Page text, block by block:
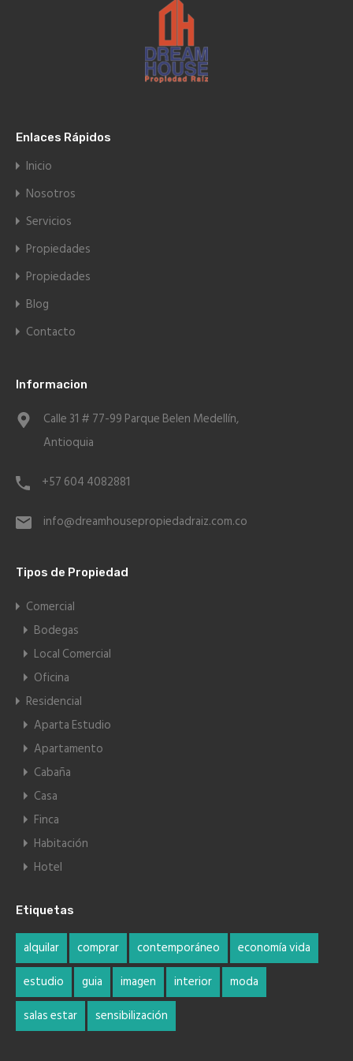
Enlaces Rápidos
Inicio
Nosotros
Servicios
Propiedades
Propiedades
Blog
Contacto
Informacion
Calle 31 # 77-99 Parque Belen Medellín,
Antioquia
+57 604 4082881
info@dreamhousepropiedadraiz.com.co
Tipos de Propiedad
Comercial
Bodegas
Local Comercial
Oficina
Residencial
Aparta Estudio
Apartamento
Cabaña
Casa
Finca
Habitación
Hotel
Etiquetas
alquilar comprar contemporáneo
economía vida
estudio
guia imagen interior
moda
salas estar
sensibilización